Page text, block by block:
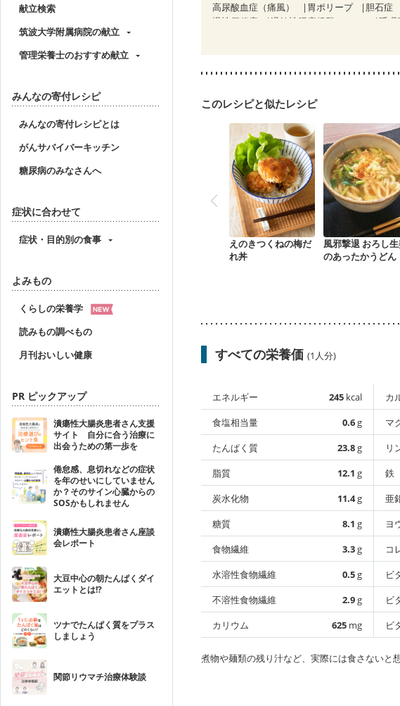
献立検索
筑波大学附属病院の献立
管理栄養士のおすすめ献立
みんなの寄付レシピ
みんなの寄付レシピとは
がんサバイバーキッチン
糖尿病のみなさんへ
症状に合わせて
症状・目的別の食事
よみもの
くらしの栄養学
読みもの調べもの
月刊おいしい健康
PR ピックアップ
潰瘍性大腸炎患者さん支援
サイト 自分に合う治療に
出会うための第一歩を
倦怠感、息切れなどの症状
を年のせいにしていません
か？そのサイン心臓からの
SOSかもしれません
潰瘍性大腸炎患者さん座談
会レポート
大豆中心の朝たんぱくダイ
エットとは!?
ツナでたんぱく質をプラス
しましょう
関節リウマチ治療体験談
高尿酸血症（痛風）
胃ポリープ 胆石症
慢性便秘症
過敏性腸症候群（IBS） 睡眠
妊婦健診・血圧が気になる（初期）
妊婦
フレイル（年齢に合わせた体作り）
このレシピと似たレシピ
えのきつくねの梅だ
れ丼
風邪撃退 おろし
のあったかうどん
すべての栄養価 (1人分)
エネルギー 245 kcal
食塩相当量
0.6g
たんぱく質
23.8g
脂質
12.1 g
炭水化物
11.4g
糖質
8.1 g
食物繊維
3.3g
水溶性食物繊維
0.5g
不溶性食物繊維
2.9g
カリウム
625 mg
カ
マ
リ
鉄
亜
ヨ
コ
ビ
ビ
ビ
煮物や麺類の残り汁など、実際には食さないと